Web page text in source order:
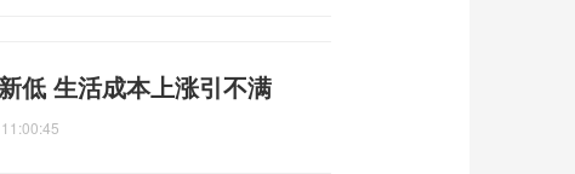
低 生活成本上涨引不满